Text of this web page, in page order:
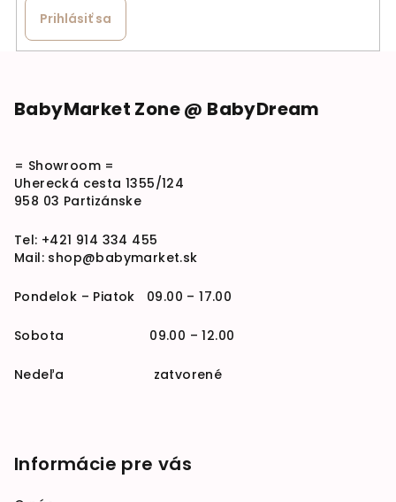
Prihlásiť sa
BabyMarket Zone @ BabyDream
= Showroom =
Uherecká cesta 1355/124
958 03 Partizánske
Tel: +421 914 334 455
Mail: shop@babymarket.sk
Pondelok – Piatok 09.00 – 17.00
Sobota 09.00 – 12.00
Nedeľa zatvorené
Informácie pre vás